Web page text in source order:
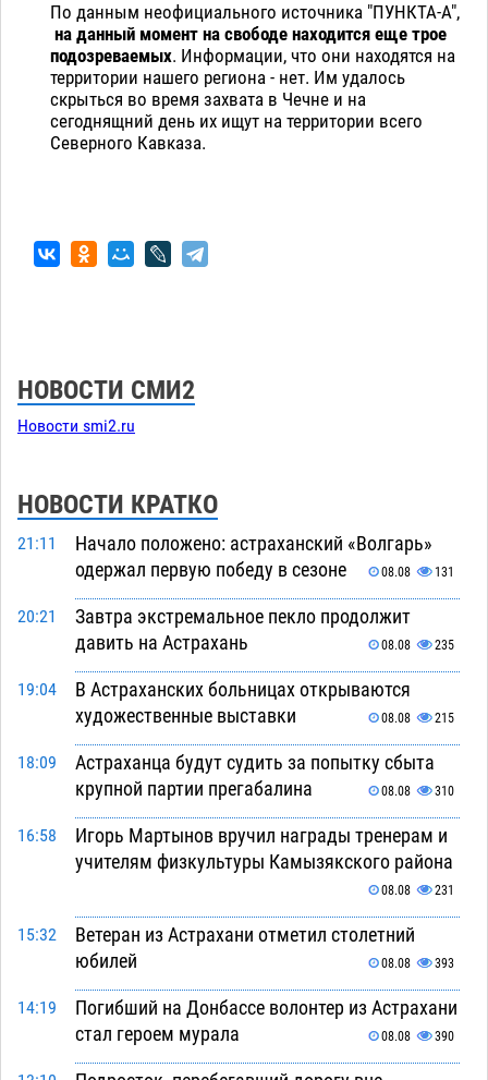
По данным неофициального источника "ПУНКТА-А",
на данный момент на свободе находится еще трое
подозреваемых. Информации, что они находятся на
территории нашего региона - нет. Им удалось
скрыться во время захвата в Чечне и на
сегоднящний день их ищут на территории всего
Северного Кавказа.
НОВОСТИ СМИ2
Новости smi2.ru
НОВОСТИ КРАТКО
21:11
Начало положено: астраханский «Волгарь»
одержал первую победу в сезоне
08.08 131
20:21
Завтра экстремальное пекло продолжит
давить на Астрахань
08.08 235
19:04
В Астраханских больницах открываются
художественные выставки
08.08 215
18:09
Астраханца будут судить за попытку сбыта
крупной партии прегабалина
08.08 310
16:58
Игорь Мартынов вручил награды тренерам и
учителям физкультуры Камызякского района
08.08 231
15:32
Ветеран из Астрахани отметил столетний
юбилей
08.08 393
14:19
Погибший на Донбассе волонтер из Астрахани
стал героем мурала
08.08 390